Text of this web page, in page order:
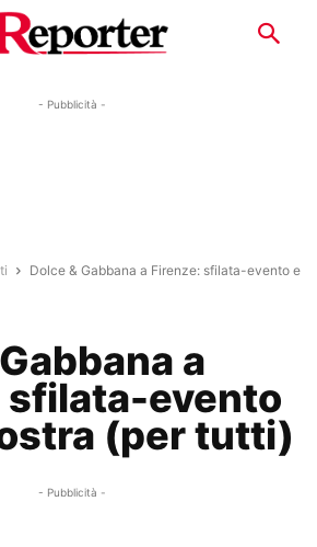
- Pubblicità -
Dolce & Gabbana a Firenze: sfilata-evento e
a
sfilata-evento
(per tutti)
- Pubblicità -